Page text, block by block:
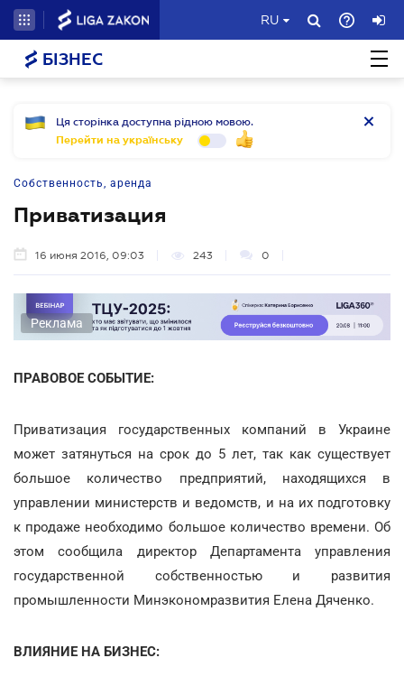
RU
БІЗНЕС
Ця сторінка доступна рідною мовою.
Перейти на українську
Собственность, аренда
Приватизация
16 июня 2016, 09:03 243 0
Реклама
ПРАВОВОЕ СОБЫТИЕ:
Приватизация государственных компаний в Украине
может затянуться на срок до 5 лет, так как существует
большое количество предприятий, находящихся в
управлении министерств и ведомств, и на их подготовку
к продаже необходимо большое количество времени. Об
этом сообщила директор Департамента управления
государственной собственностью и развития
промышленности Минэкономразвития Елена Дяченко.
ВЛИЯНИЕ НА БИЗНЕС: